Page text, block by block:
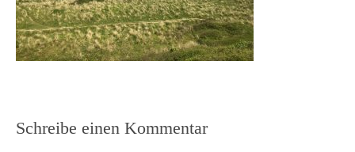
Schreibe einen Kommentar